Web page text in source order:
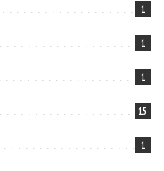
1
1
1
15
1